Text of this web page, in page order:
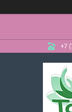
+7